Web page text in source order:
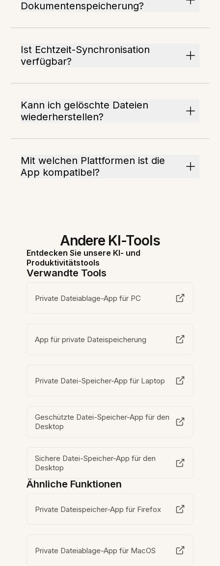
Dokumentenspeicherung?
Ist Echtzeit-Synchronisation
verfügbar?
Kann ich gelöschte Dateien
wiederherstellen?
Mit welchen Plattformen ist die
App kompatibel?
Andere KI-Tools
Entdecken Sie unsere KI- und
Produktivitätstools
Verwandte Tools
Private Dateiablage-App für PC
App für private Dateispeicherung
Private Datei-Speicher-App für Laptop
Geschützte Datei-Speicher-App für den
Desktop
Sichere Datei-Speicher-App für den
Desktop
Ähnliche Funktionen
Private Dateispeicher-App für Firefox
Private Dateiablage-App für MacOS